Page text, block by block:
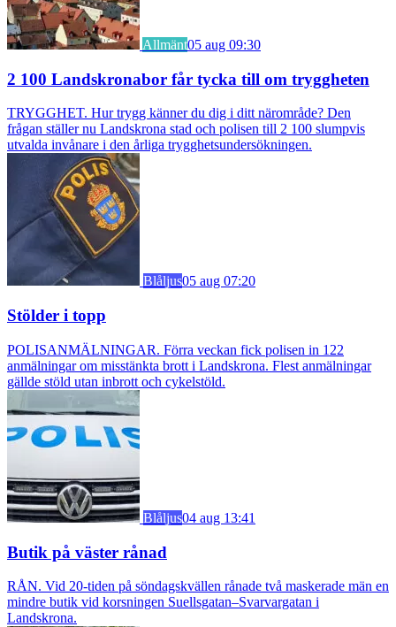
Allmänt05 aug 09:30
2 100 Landskronabor får tycka till om tryggheten
TRYGGHET. Hur trygg känner du dig i ditt närområde? Den
frågan ställer nu Landskrona stad och polisen till 2 100 slumpvis
utvalda invånare i den årliga trygghetsundersökningen.
Blåljus05 aug 07:20
Stölder i topp
POLISANMÄLNINGAR. Förra veckan fick polisen in 122
anmälningar om misstänkta brott i Landskrona. Flest anmälningar
gällde stöld utan inbrott och cykelstöld.
Blåljus04 aug 13:41
Butik på väster rånad
RÅN. Vid 20-tiden på söndagskvällen rånade två maskerade män en
mindre butik vid korsningen Suellsgatan–Svarvargatan i
Landskrona.